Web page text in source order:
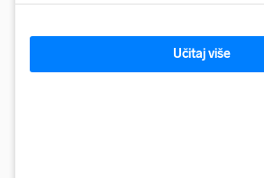
Učitaj više